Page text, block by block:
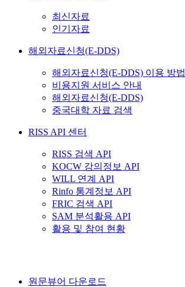
최신자료
인기자료
해외자료신청(E-DDS)
해외자료신청(E-DDS) 이용 방법
비용지원 서비스 안내
해외자료신청(E-DDS)
중국대학 자료 검색
RISS API 센터
RISS 검색 API
KOCW 강의정보 API
WILL 연계 API
Rinfo 통계정보 API
FRIC 검색 API
SAM 분석활용 API
활용 및 참여 현황
원문뷰어 다운로드